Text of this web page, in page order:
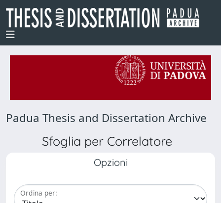
Padua Thesis and Dissertation Archive
Sfoglia per Correlatore
Opzioni
Ordina per: